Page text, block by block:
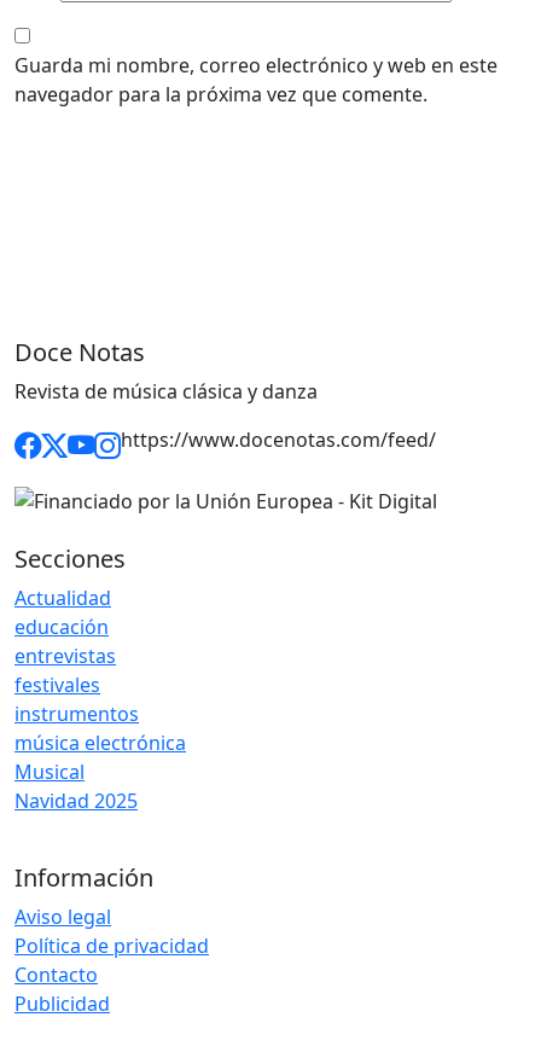
Guarda mi nombre, correo electrónico y web en este
navegador para la próxima vez que comente.
Doce Notas
Revista de música clásica y danza
https://www.docenotas.com/feed/
Secciones
Actualidad
educación
entrevistas
festivales
instrumentos
música electrónica
Musical
Navidad 2025
Información
Aviso legal
Política de privacidad
Contacto
Publicidad